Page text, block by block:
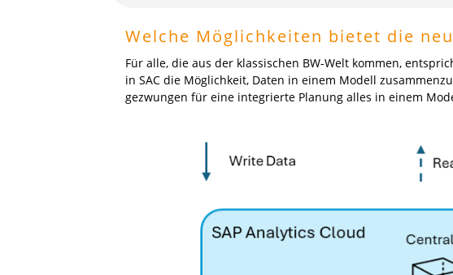
Welche Möglichkeiten bietet die
Für alle, die aus der klassischen BW-Welt kommen,
in SAC die Möglichkeit, Daten in einem Modell
gezwungen für eine integrierte Planung alles in einem